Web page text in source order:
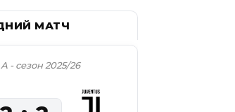
- сезон 2025/26